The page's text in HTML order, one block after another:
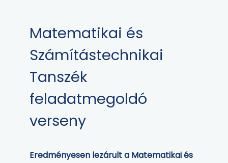
Matematikai és
Számítástechnikai
Tanszék
feladatmegoldó
verseny
Eredményesen lezárult a Matematikai és